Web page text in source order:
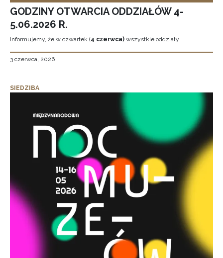
GODZINY OTWARCIA ODDZIAŁÓW 4-
5.06.2026 R.
Informujemy, że w czwartek (4 czerwca) wszystkie oddziały
3 czerwca, 2026
SIEDZIBA